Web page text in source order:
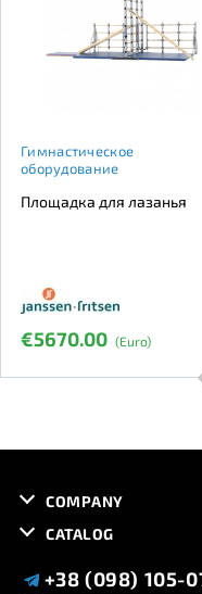
Гимнастическое
оборудование
Площадка для лазанья
€5670.00 (Euro)
COMPANY
CATALOG
+38 (098) 105-